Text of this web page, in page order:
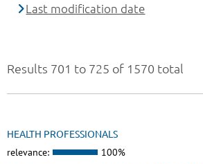
Results 701 to 725 of 1570 total
HEALTH PROFESSIONALS
relevance: 100%
Last modification date